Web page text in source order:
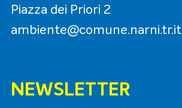
Piazza dei Priori 2
ambiente@comune.narni.tr.it
NEWSLETTER